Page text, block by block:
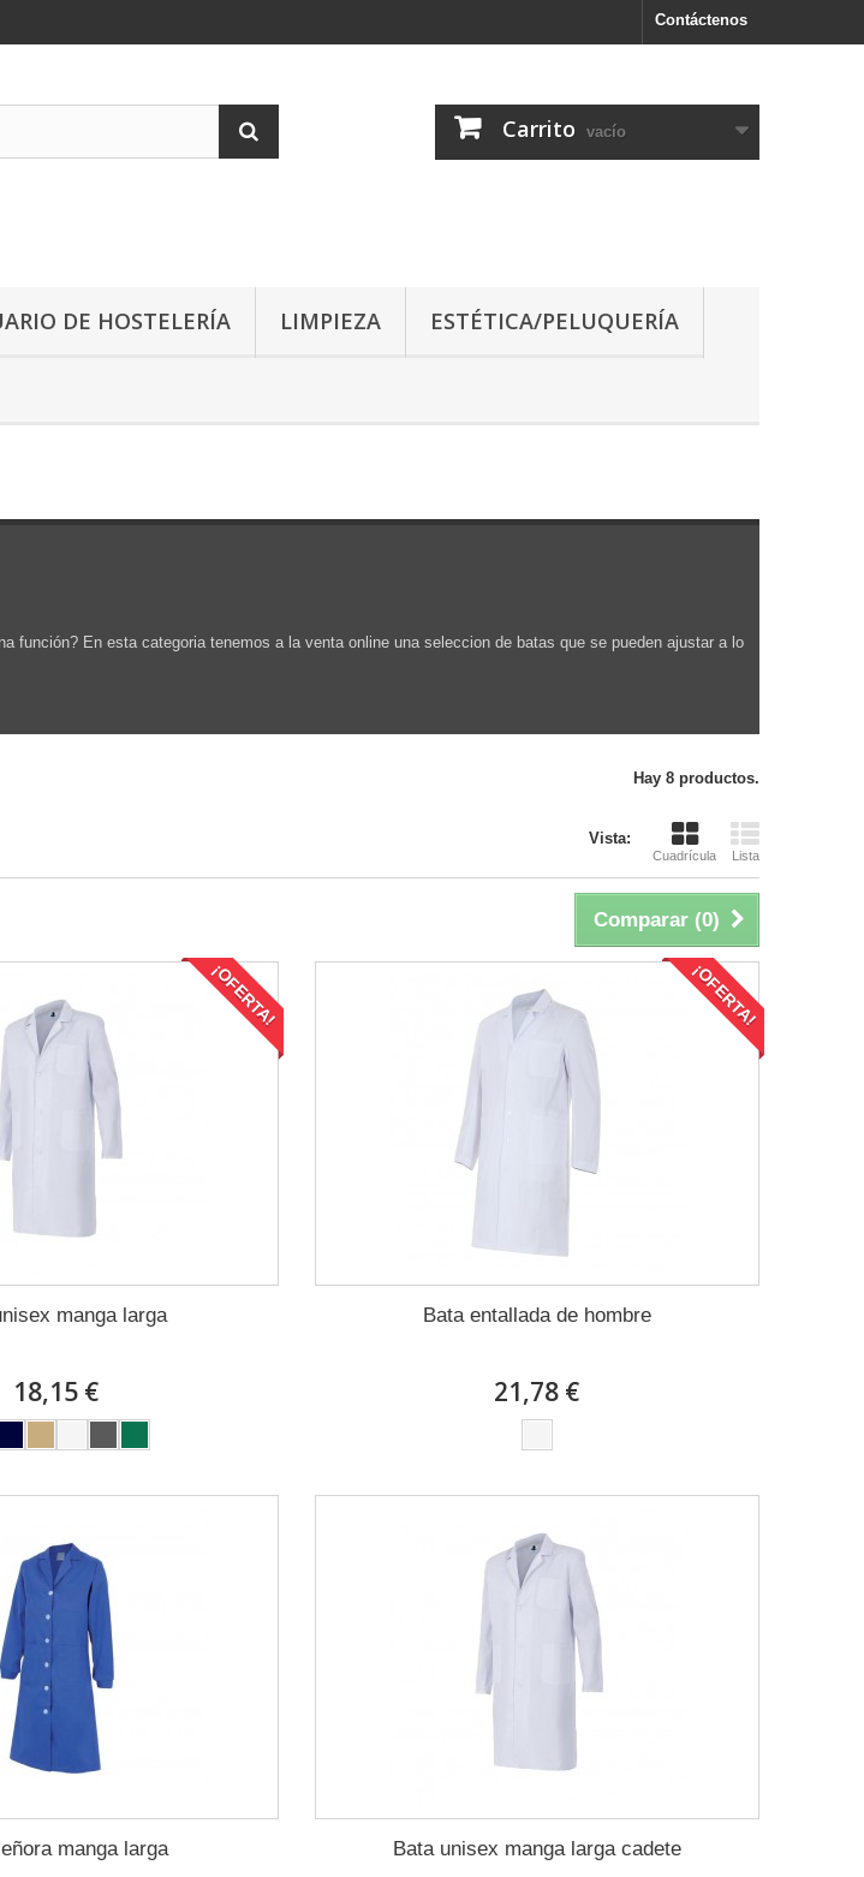
Contáctenos
Carrito vacío
DE HOSTELERÍA LIMPIEZA ESTÉTICA/PELUQUERÍA
función? En esta categoria tenemos a la venta online una seleccion de batas que se pueden ajustar a lo
Hay 8 productos.
Vista:
Cuadrícula Lista
Comparar (0)
¡OFERTA!
manga larga
18,15 €
¡OFERTA!
Bata entallada de hombre
21,78 €
manga larga Bata unisex manga larga cadete